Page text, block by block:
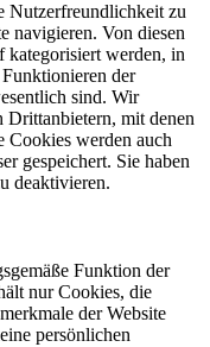
Nutzerfreundlichkeit zu
navigieren. Von diesen
kategorisiert werden, in
der
sind. Wir
mit denen
Cookies werden auch
gespeichert. Sie haben
deaktivieren.
Funktion der
nur Cookies, die
der Website
persönlichen